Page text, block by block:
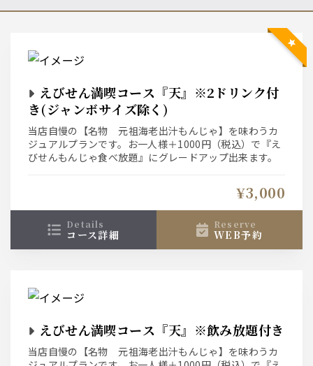
えびせん満喫コース『天』※2ドリンク付
き(ジャンボサイズ除く)
当店自慢の【名物 元祖海老出汁もんじゃ】を味わうカ
ジュアルプランです。お一人様＋1000円（税込）で『え
びせんもんじゃ食べ放題』にグレードアップ出来ます。
¥3,000
details
コース詳細
reserve
WEB予約
えびせん満喫コース『天』※飲み放題付き
当店自慢の【名物 元祖海老出汁もんじゃ】を味わうカ